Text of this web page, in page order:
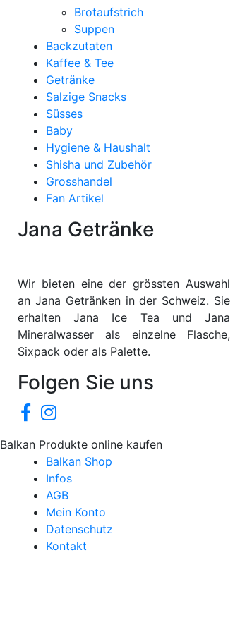
Brotaufstrich
Suppen
Backzutaten
Kaffee & Tee
Getränke
Salzige Snacks
Süsses
Baby
Hygiene & Haushalt
Shisha und Zubehör
Grosshandel
Fan Artikel
Jana Getränke
Wir bieten eine der grössten Auswahl
an Jana Getränken in der Schweiz. Sie
erhalten Jana Ice Tea und Jana
Mineralwasser als einzelne Flasche,
Sixpack oder als Palette.
Folgen Sie uns
Balkan Produkte online kaufen
Balkan Shop
Infos
AGB
Mein Konto
Datenschutz
Kontakt